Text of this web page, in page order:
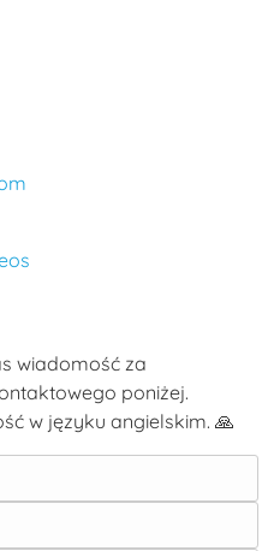
wiadomość za
poniżej.
w języku angielskim. 🙏